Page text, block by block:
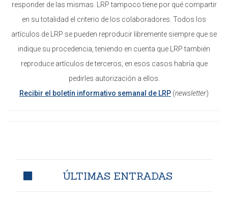
responder de las mismas. LRP tampoco tiene por qué compartir
en su totalidad el criterio de los colaboradores. Todos los
artículos de LRP se pueden reproducir libremente siempre que se
indique su procedencia, teniendo en cuenta que LRP también
reproduce artículos de terceros, en esos casos habría que
pedirles autorización a ellos.
Recibir el boletín informativo semanal de LRP (newsletter)
ÚLTIMAS ENTRADAS